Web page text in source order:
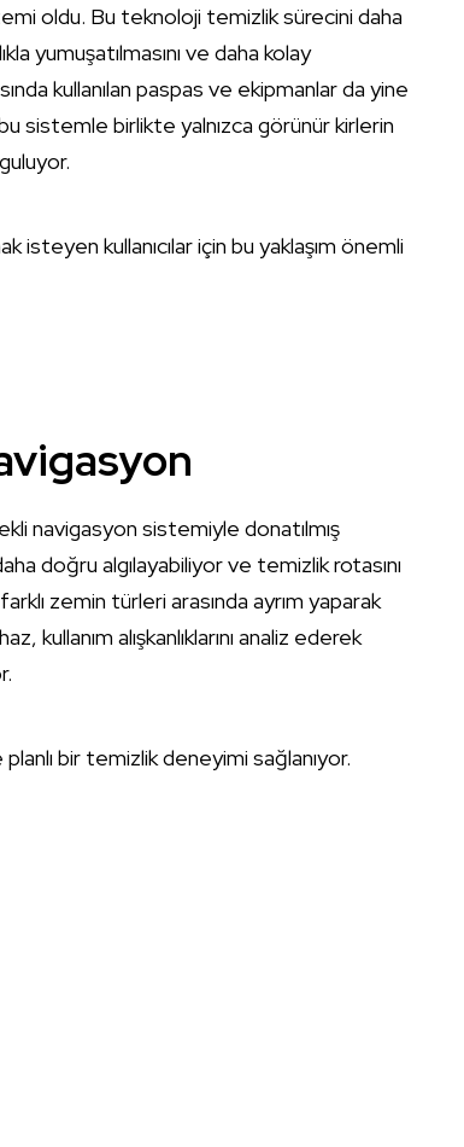
oldu. Bu teknoloji temizlik sürecini daha
yumuşatılmasını ve daha kolay
kullanılan paspas ve ekipmanlar da yine
sistemle birlikte yalnızca görünür kirlerin
isteyen kullanıcılar için bu yaklaşım önemli
navigasyon sistemiyle donatılmış
doğru algılayabiliyor ve temizlik rotasını
zemin türleri arasında ayrım yaparak
kullanım alışkanlıklarını analiz ederek
bir temizlik deneyimi sağlanıyor.